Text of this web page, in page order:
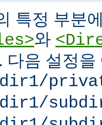
특정 부분
와
다음 설정을